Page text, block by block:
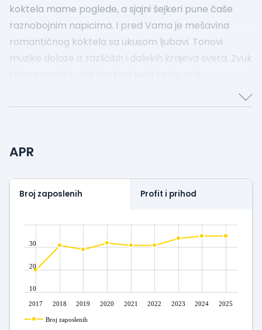
koktela mame poglede, a sjajni šejkeri pune čaše
raznobojnim napicima. I pred Vama je mešavina
romantičnog koktela sa ukusom ljubavi. Tonovi
muzike dolaze iz različitih i dalekih krajeva sveta. Zvuk
tajanstveni ples. Šejkeri, sjedinjeni s ritmom barmena,
pružaju osećaj egzotike.Ovi ljudi su krstarili svetom.
Vas! Ovde ste dobrodošli. Ovde ste prijatelj.
APR
Broj zaposlenih Profit i prihod
2017 2018 2019 2020 2021 2022 2023 2024 2025
10
20
30
Broj zaposlenih